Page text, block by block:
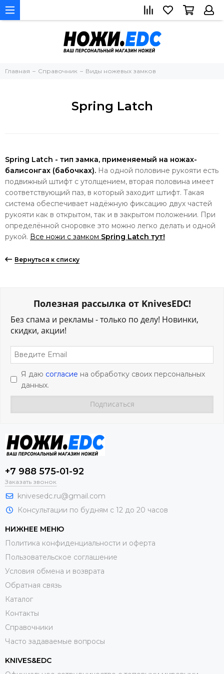
Главная Справочник Виды ножевых замков
Spring Latch
Spring Latch - тип замка, применяемый на ножах-
балисонгах (бабочках). На одной половине рукояти есть
подвижный штифт с утолщением, вторая половина имеет
соответствующий паз, в который заходит штифт. Такая
система обеспечивает надёжную фиксацию двух частей
рукояти как в открытом, так и в закрытом положении. При
определённой сноровке это можно легко делать и одной
рукой. Все ножи с замком Spring Latch тут!
Вернуться к списку
Полезная рассылка от KnivesEDC!
Без спама и рекламы - только по делу! Новинки,
скидки, акции!
Я даю согласие на обработку своих персональных
данных.
+7 988 575-01-92
Заказать звонок
knivesedc.ru@gmail.com
Консультации по будням с 12 до 20 часов
НИЖНЕЕ МЕНЮ
Политика конфиденциальности и оферта
Пользовательское соглашение
Условия обмена и возврата
Обратная связь
Каталог
Контакты
Справочники
Часто задаваемые вопросы
KNIVES&EDC